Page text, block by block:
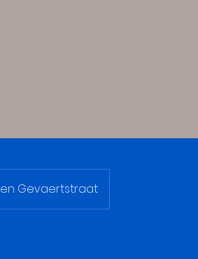
Gevaertstraat